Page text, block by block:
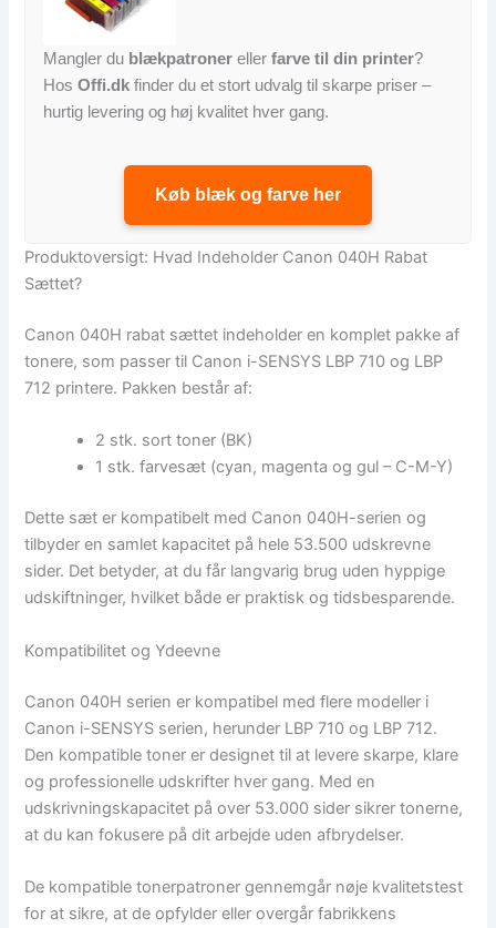
Mangler du blækpatroner ellerfarve til din printer?
HosOffi.dk finder du et stort udvalg til skarpe priser –
hurtig levering og høj kvalitet hver gang.
Køb blæk og farve her
Produktoversigt: Hvad Indeholder Canon 040H Rabat
Sættet?
Canon 040H rabat sættet indeholder en komplet pakke af
tonere, som passer til Canon i-SENSYS LBP 710 og LBP
712 printere. Pakken består af:
2 stk. sort toner (BK)
1 stk. farvesæt (cyan, magenta og gul – C-M-Y)
Dette sæt er kompatibelt med Canon 040H-serien og
tilbyder en samlet kapacitet på hele 53.500 udskrevne
sider. Det betyder, at du får langvarig brug uden hyppige
udskiftninger, hvilket både er praktisk og tidsbesparende.
Kompatibilitet og Ydeevne
Canon 040H serien er kompatibel med flere modeller i
Canon i-SENSYS serien, herunder LBP 710 og LBP 712.
Den kompatible toner er designet til at levere skarpe, klare
og professionelle udskrifter hver gang. Med en
udskrivningskapacitet på over 53.000 sider sikrer tonerne,
at du kan fokusere på dit arbejde uden afbrydelser.
De kompatible tonerpatroner gennemgår nøje kvalitetstest
for at sikre, at de opfylder eller overgår fabrikkens